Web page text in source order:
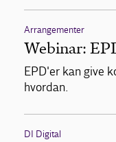
Arrangementer
Webinar:
EPD'er kan give
hvordan.
DI Digital